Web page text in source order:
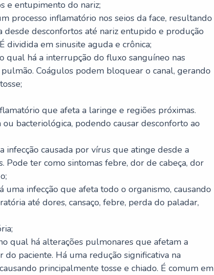
e entupimento do nariz;
processo inflamatório nos seios da face, resultando
desde desconfortos até nariz entupido e produção
dividida em sinusite aguda e crônica;
qual há a interrupção do fluxo sanguíneo nas
Coágulos podem bloquear o canal, gerando
que afeta a laringe e regiões próximas.
bacteriológica, podendo causar desconforto ao
infecção causada por vírus que atinge desde a
Pode ter como sintomas febre, dor de cabeça, dor
uma infecção que afeta todo o organismo, causando
até dores, cansaço, febre, perda do paladar,
qual há alterações pulmonares que afetam a
do paciente. Há uma redução significativa na
principalmente tosse e chiado. É comum em